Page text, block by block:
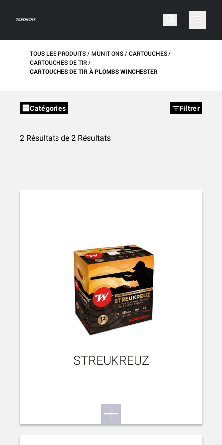
TOUS LES PRODUITS MUNITIONS
CARTOUCHES
CARTOUCHES DE TIR
CARTOUCHES DE TIR À PLOMBS WINCHESTER
Catégories Filtrer
2 Résultats de 2 Résultats
STREUKREUZ